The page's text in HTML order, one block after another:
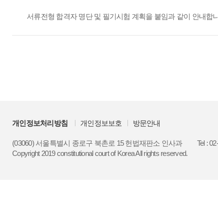
서류전형 합격자 명단 및 필기시험 계획을 붙임과 같이 안내합
개인정보처리방침 개인정보보호 방문안내
(03060) 서울특별시 종로구 북촌로 15 헌법재판소 인사과
Tel :
Copyright 2019 constitutional court of Korea All rights reserved.